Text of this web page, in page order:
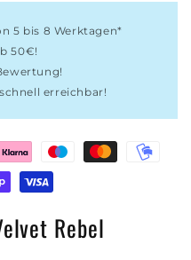
5 bis 8 Werktagen*
50€!
erreichbar!
Rebel